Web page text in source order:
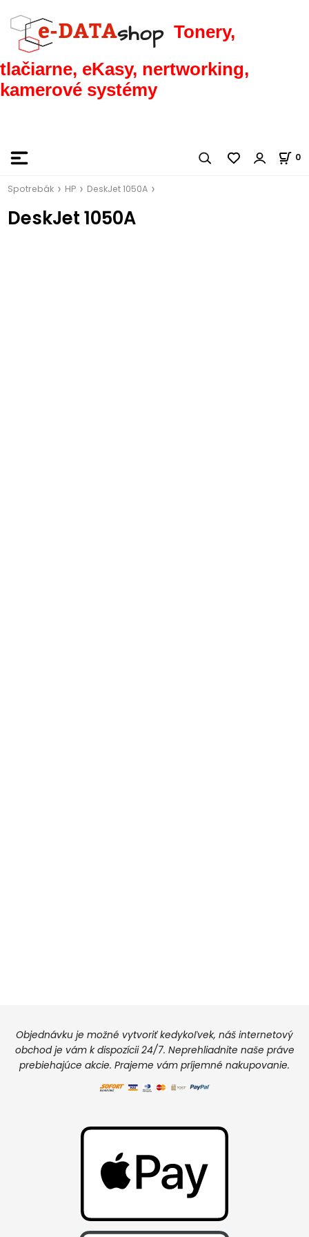
Tonery,
tlačiarne, eKasy, nertworking,
kamerové systémy
0
Spotrebák HP DeskJet 1050A
DeskJet 1050A
Objednávku je možné vytvoriť kedykoľvek, náš internetový
obchod je vám k dispozícii 24/7. Neprehliadnite naše práve
prebiehajúce akcie. Prajeme vám príjemné nakupovanie.